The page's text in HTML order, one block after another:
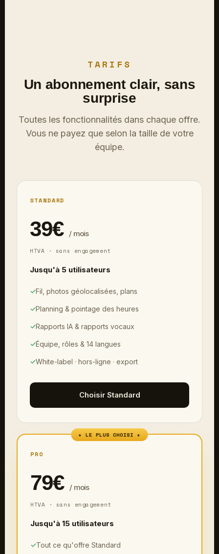
TARIFS
Un abonnement clair, sans
surprise
Toutes les fonctionnalités dans chaque offre.
Vous ne payez que selon la taille de votre
équipe.
STANDARD
39€ / mois
HTVA · sans engagement
Jusqu'à 5 utilisateurs
✓Fil, photos géolocalisées, plans
✓Planning & pointage des heures
✓Rapports IA & rapports vocaux
✓Équipe, rôles & 14 langues
✓White-label · hors-ligne · export
Choisir Standard
★ LE PLUS CHOISI ★
PRO
79€ / mois
HTVA · sans engagement
Jusqu'à 15 utilisateurs
✓Tout ce qu'offre Standard